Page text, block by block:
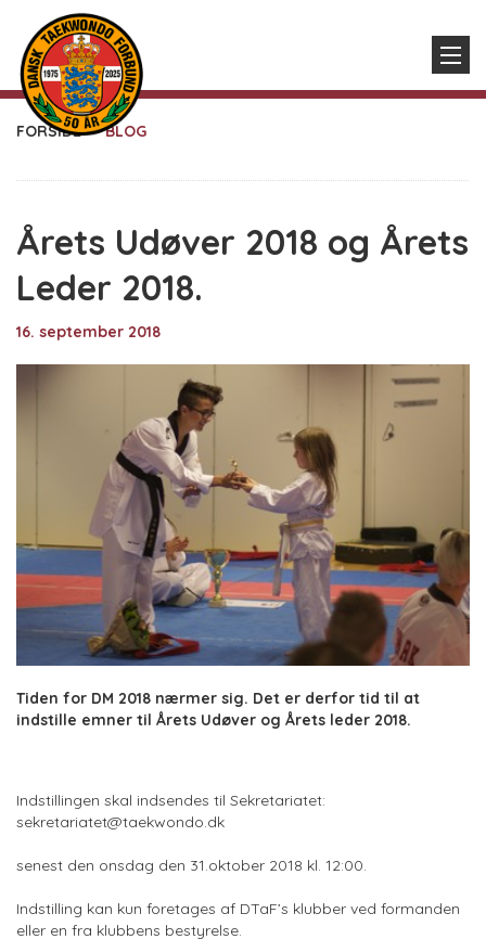
FORSIDE BLOG
Årets Udøver 2018 og Årets
Leder 2018.
16. september 2018
Tiden for DM 2018 nærmer sig. Det er derfor tid til at
indstille emner til Årets Udøver og Årets leder 2018.
Indstillingen skal indsendes til Sekretariatet:
sekretariatet@taekwondo.dk
senest den onsdag den 31.oktober 2018 kl. 12:00.
Indstilling kan kun foretages af DTaF’s klubber ved formanden
eller en fra klubbens bestyrelse.